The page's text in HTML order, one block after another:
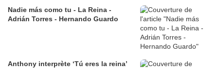
Nadie más como tu - La Reina -
Adrián Torres - Hernando Guardo
Anthony interprète ‘Tú eres la reina’